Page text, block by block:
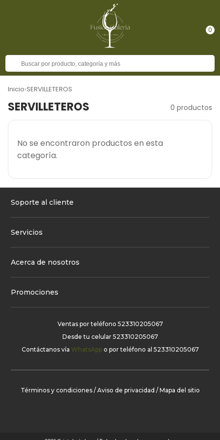
0
Inicio›SERVILLETEROS
SERVILLETEROS 0 productos
No se encontraron productos en esta
categoría.
Soporte al cliente
Servicios
Acerca de nosotros
Promociones
Ventas por teléfono 523310205067
Desde tu celular 523310205067
Contáctanos vía WhatsApp o por teléfono al 523310205067
Términos y condiciones/Aviso de privacidad /Mapa del sitio